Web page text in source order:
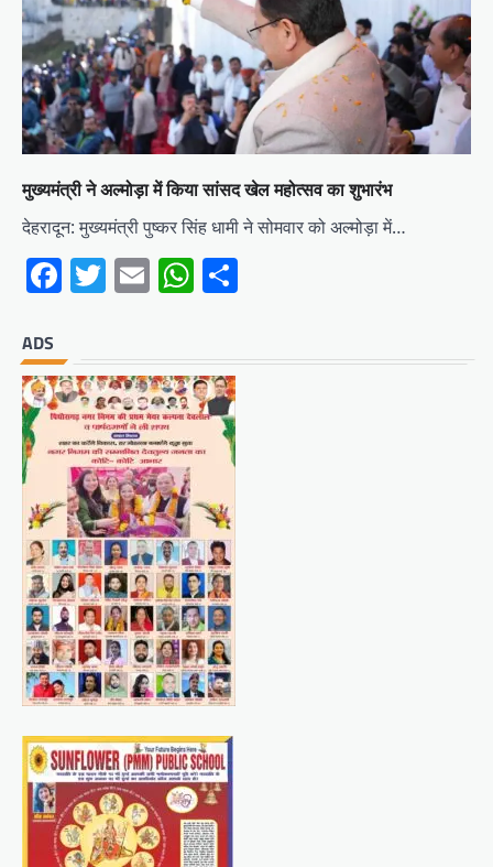
मुख्यमंत्री ने अल्मोड़ा में किया सांसद खेल महोत्सव का शुभारंभ
देहरादून: मुख्यमंत्री पुष्कर सिंह धामी ने सोमवार को अल्मोड़ा में…
Facebook
Twitter
EmailWhatsApp
ADS